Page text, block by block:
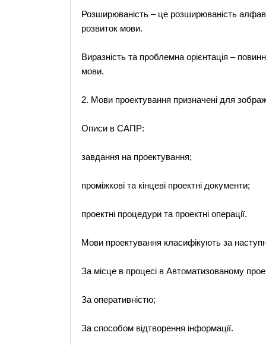
Розширюваність – це розширюваність
розвиток мови.
Виразність та проблемна орієнтація –
мови.
2. Мови проектування призначені для
Описи в САПР:
завдання на проектування;
проміжкові та кінцеві проектні документи;
проектні процедури та проектні операції.
Мови проектування класифікують за
За місце в процесі в Автоматизованому
За оперативністю;
За способом відтворення інформації.